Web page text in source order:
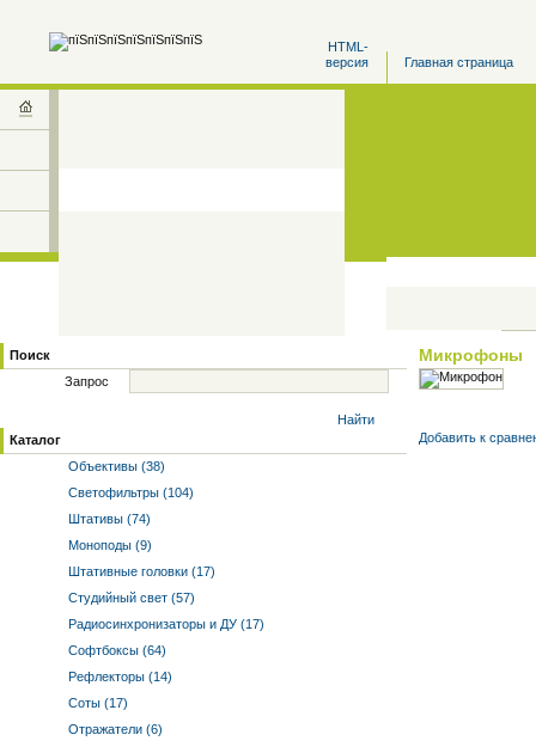
HTML-
версия
Главная страница
Поиск
Запрос
Найти
Каталог
Объективы (38)
Светофильтры (104)
Штативы (74)
Моноподы (9)
Штативные головки (17)
Студийный свет (57)
Радиосинхронизаторы и ДУ (17)
Софтбоксы (64)
Рефлекторы (14)
Соты (17)
Отражатели (6)
Микрофоны
Добавить к